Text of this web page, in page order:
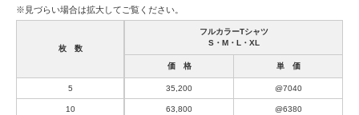
※見づらい場合は拡大してご覧ください。
枚 数
フルカラーTシャツ
S・M・L・XL
価 格 単 価
5 35,200 @7040
10 63,800 @6380